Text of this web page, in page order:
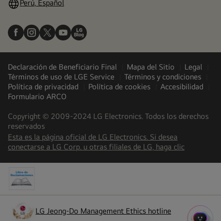
Perú, Español
Declaración de Beneficiario Final Mapa del Sitio
Legal
Términos de uso de LGE Service
Términos y condiciones
Política de privacidad
Política de cookies
Accesibilidad
Formulario ARCO
Copyright © 2009-2024 LG Electronics. Todos los derechos
reservados
Esta es la página oficial de LG Electronics. Si desea
conectarse a LG Corp. u otras filiales de LG, haga clic(
a
LG Jeong-Do Management Ethics hotline
opens